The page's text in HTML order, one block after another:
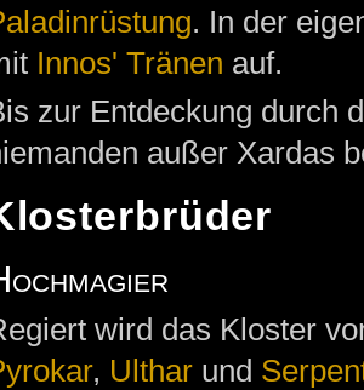
. In der
Innos' Tränen auf.
zur Entdeckung durch
außer Xardas
wird das Kloster
, Ultharund